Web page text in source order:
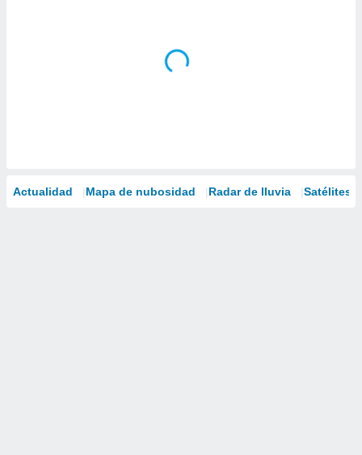
Actualidad Mapa de nubosidad Radar de lluvia Satélites